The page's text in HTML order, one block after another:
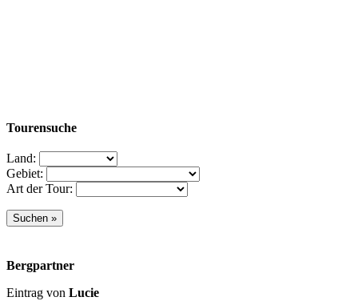
Tourensuche
Land:
Gebiet:
Art der Tour:
Bergpartner
Eintrag von Lucie